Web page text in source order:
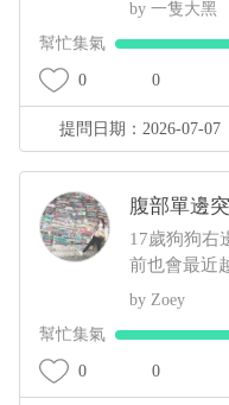
咪排便時軟
成型，貓咪
出現軟便，
一隻大黑
幫忙集氣
0 0
提問日期：2026-07-07
腹部單邊
17歲狗狗右
前也會最近
散步 想請問
Zoey
幫忙集氣
0 0